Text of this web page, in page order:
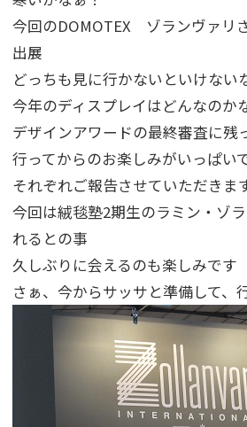
今回のDOMOTEX ゾランヴァリ
出展
どっちも見に行かないといけない
今年のディスプレイはどんなのか
デザインアワードの最終審査に残
行ってからのお楽しみがいっぱい
それぞれご報告させていただきま
今回は絨毯塾2期生のラミン・ゾ
れるとの事
久しぶりに会えるのも楽しみです
さぁ、今からサッサと準備して、